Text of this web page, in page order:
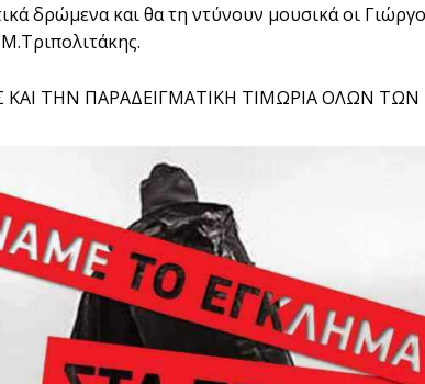
δρώμενα και θα τη ντύνουν μουσικά οι
ΤΗΝ ΠΑΡΑΔΕΙΓΜΑΤΙΚΗ ΤΙΜΩΡΙΑ ΟΛΩΝ ΤΩΝ